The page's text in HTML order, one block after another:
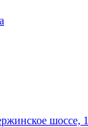
шоссе, 1